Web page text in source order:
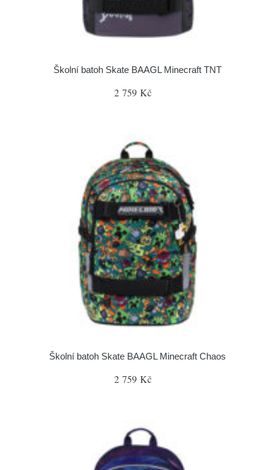
Školní batoh Skate BAAGL Minecraft TNT
2 759 Kč
Školní batoh Skate BAAGL Minecraft Chaos
2 759 Kč